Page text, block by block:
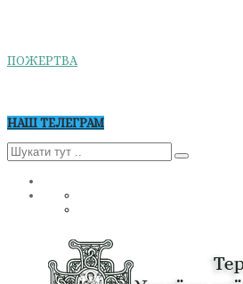
ПОЖЕРТВА
НАШ ТЕЛЕГРАМ